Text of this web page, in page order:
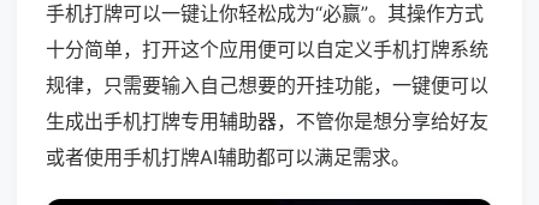
手机打牌可以一键让你轻松成为“必赢”。其操作方式
十分简单，打开这个应用便可以自定义手机打牌系统
规律，只需要输入自己想要的开挂功能，一键便可以
生成出手机打牌专用辅助器，不管你是想分享给好友
或者使用手机打牌AI辅助都可以满足需求。